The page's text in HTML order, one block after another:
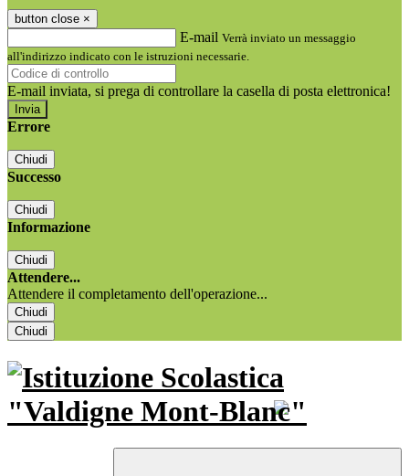
button close ×
E-mail Verrà inviato un messaggio
all'indirizzo indicato con le istruzioni necessarie.
E-mail inviata, si prega di controllare la casella di posta elettronica!
Errore
Chiudi
Successo
Chiudi
Informazione
Chiudi
Attendere...
Attendere il completamento dell'operazione...
Chiudi
Chiudi